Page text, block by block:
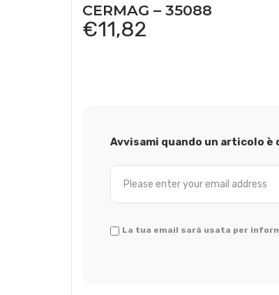
CERMAG – 35088
€11,82
Avvisami quando un articolo
La tua email sarà usata per